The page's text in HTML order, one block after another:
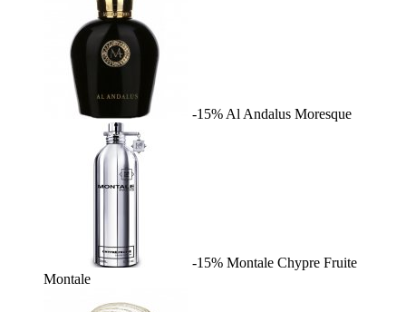
-15% Al Andalus Moresque
-15% Montale Chypre Fruite
Montale